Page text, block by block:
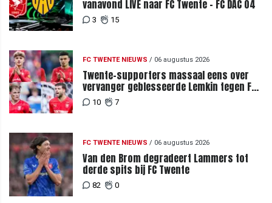
vanavond LIVE naar FC Twente - FC DAC 04
3 15
FC TWENTE NIEUWS / 06 augustus 2026
Twente-supporters massaal eens over
vervanger geblesseerde Lemkin tegen FC
DAC 04
10 7
FC TWENTE NIEUWS / 06 augustus 2026
Van den Brom degradeert Lammers tot
derde spits bij FC Twente
82 0